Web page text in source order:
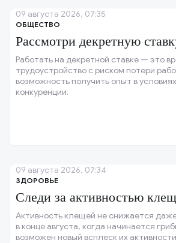
ОБЩЕСТВО
Рассмотри декретную
Работать на декретной ставке — это
трудоустройство с риском потери
возможность получить опыт в
конкуренции.
09 августа 2026, 07:35
ЗДОРОВЬЕ
Следи за активностью
Активность клещей не снижается
в конце августа, когда начинается
возможен новый всплеск их
09 августа 2026, 07:34